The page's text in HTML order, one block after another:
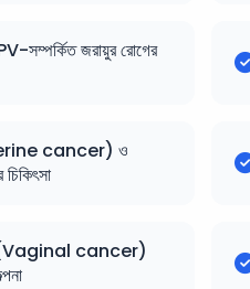
সম্পর্কিত জরায়ুর রোগের
cancer) ও
চিকিৎসা
(Vaginal cancer)